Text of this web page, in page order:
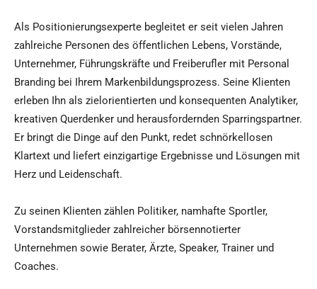
Als Positionierungsexperte begleitet er seit vielen Jahren
zahlreiche Personen des öffentlichen Lebens, Vorstände,
Unternehmer, Führungskräfte und Freiberufler mit Personal
Branding bei Ihrem Markenbildungsprozess. Seine Klienten
erleben Ihn als zielorientierten und konsequenten Analytiker,
kreativen Querdenker und herausfordernden Sparringspartner.
Er bringt die Dinge auf den Punkt, redet schnörkellosen
Klartext und liefert einzigartige Ergebnisse und Lösungen mit
Herz und Leidenschaft.
Zu seinen Klienten zählen Politiker, namhafte Sportler,
Vorstandsmitglieder zahlreicher börsennotierter
Unternehmen sowie Berater, Ärzte, Speaker, Trainer und
Coaches.